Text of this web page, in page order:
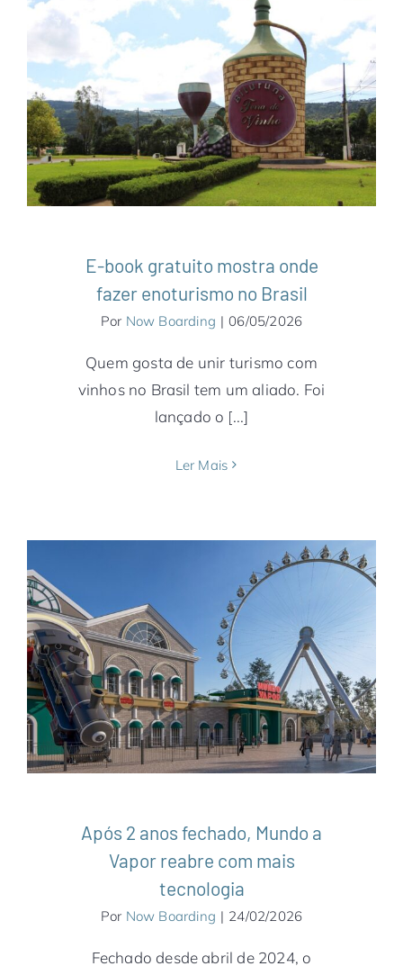
E-book gratuito mostra onde fazer
enoturismo no Brasil
América do Sul Bahia Brasil Minas Gerais
Notícias Paraná Pernambuco
Rio Grande do
Sul São Paulo Serra Gaúcha
E-book gratuito mostra onde
fazer enoturismo no Brasil
Por Now Boarding | 06/05/2026
Quem gosta de unir turismo com
vinhos no Brasil tem um aliado. Foi
lançado o [...]
Ler Mais
Após 2 anos fechado, Mundo a Vapor
reabre com mais tecnologia
América do Sul Brasil Notícias Rio Grande do
Sul Serra Gaúcha
Após 2 anos fechado, Mundo a
Vapor reabre com mais
tecnologia
Por Now Boarding | 24/02/2026
Fechado desde abril de 2024, o